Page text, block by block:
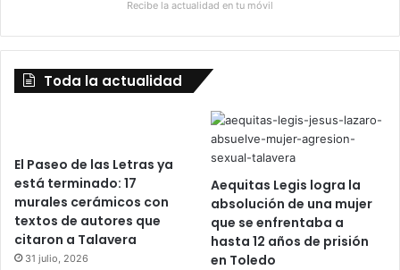
Recibe la actualidad en tu móvil
Toda la actualidad
El Paseo de las Letras ya
está terminado: 17
murales cerámicos con
textos de autores que
citaron a Talavera
31 julio, 2026
Aequitas Legis logra la
absolución de una mujer
que se enfrentaba a
hasta 12 años de prisión
en Toledo